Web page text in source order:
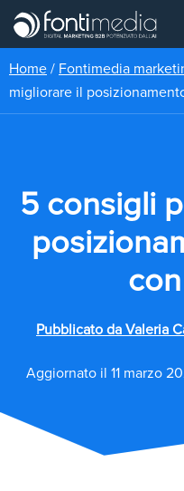
Home / Fontimedia
migliorare il
5 consigli
Pubblicato da Valeria
Aggiornato il 11 marzo